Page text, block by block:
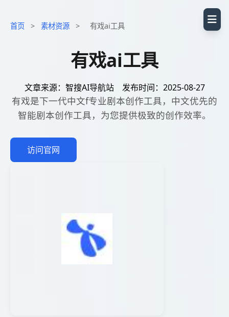
首页 > 素材资源 > 有戏ai工具
有戏ai工具
文章来源：智搜AI导航站 发布时间：2025-08-27
有戏是下一代中文f专业剧本创作工具，中文优先的
智能剧本创作工具，为您提供极致的创作效率。
访问官网